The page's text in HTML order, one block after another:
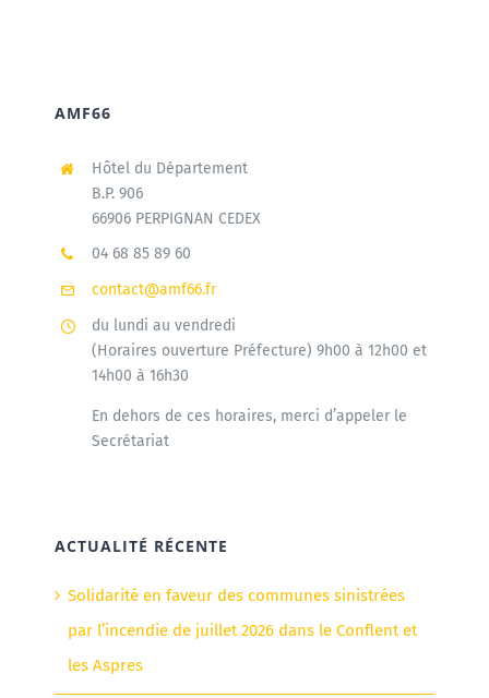
AMF66
Hôtel du Département
B.P. 906
66906 PERPIGNAN CEDEX
04 68 85 89 60
contact@amf66.fr
du lundi au vendredi
(Horaires ouverture Préfecture) 9h00 à 12h00 et
14h00 à 16h30
En dehors de ces horaires, merci d’appeler le
Secrétariat
ACTUALITÉ RÉCENTE
Solidarité en faveur des communes sinistrées
par l’incendie de juillet 2026 dans le Conflent et
les Aspres